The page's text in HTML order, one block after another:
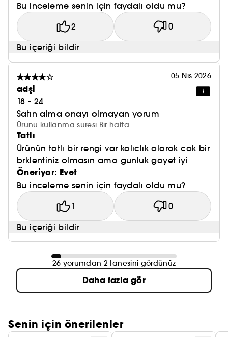
Bu inceleme senin için faydalı oldu mu?
2 0
Bu içeriği bildir
05 Nis 2026
adşi
18 - 24
Satın alma onayı olmayan yorum
Ürünü kullanma süresi Bir hafta
Tatlı
Ürünün tatlı bir rengi var kalıclık olarak cok bir
brklentiniz olmasın ama gunluk gayet iyi
Öneriyor: Evet
Bu inceleme senin için faydalı oldu mu?
1 0
Bu içeriği bildir
26 yorumdan 2 tanesini gördünüz
Daha fazla gör
Senin için önerilenler